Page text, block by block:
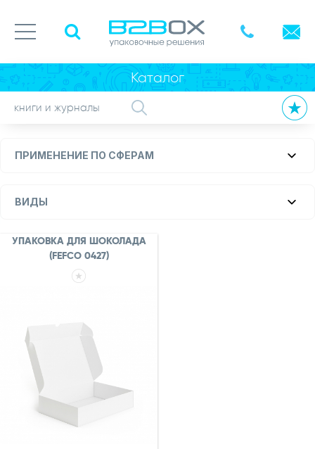
Каталог
ПРИМЕНЕНИЕ ПО СФЕРАМ
ВИДЫ
УПАКОВКА ДЛЯ ШОКОЛАДА
(FEFCO 0427)